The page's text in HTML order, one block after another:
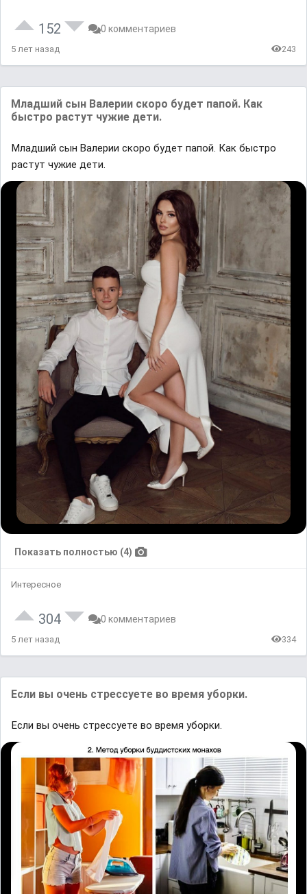
152 0 комментариев
5 лет назад 243
Младший сын Валерии скоро будет папой. Как
быстро растут чужие дети.
Младший сын Валерии скоро будет папой. Как быстро
растут чужие дети.
Показать полностью (4)
Интересное
304 0 комментариев
5 лет назад 334
Если вы очень стрессуете во время уборки.
Если вы очень стрессуете во время уборки.